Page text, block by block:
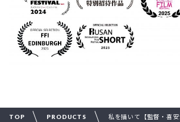
TOP PRODUCTS 私を描いて【監督・喜安